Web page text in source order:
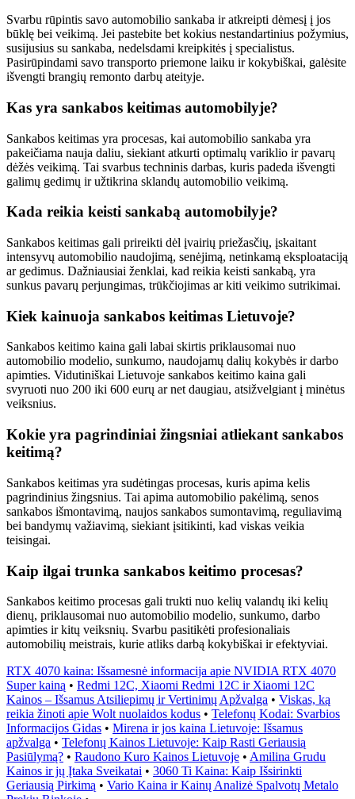
Svarbu rūpintis savo automobilio sankaba ir atkreipti dėmesį į jos
būklę bei veikimą. Jei pastebite bet kokius nestandartinius požymius,
susijusius su sankaba, nedelsdami kreipkitės į specialistus.
Pasirūpindami savo transporto priemone laiku ir kokybiškai, galėsite
išvengti brangių remonto darbų ateityje.
Kas yra sankabos keitimas automobilyje?
Sankabos keitimas yra procesas, kai automobilio sankaba yra
pakeičiama nauja daliu, siekiant atkurti optimalų variklio ir pavarų
dėžės veikimą. Tai svarbus techninis darbas, kuris padeda išvengti
galimų gedimų ir užtikrina sklandų automobilio veikimą.
Kada reikia keisti sankabą automobilyje?
Sankabos keitimas gali prireikti dėl įvairių priežasčių, įskaitant
intensyvų automobilio naudojimą, senėjimą, netinkamą eksploataciją
ar gedimus. Dažniausiai ženklai, kad reikia keisti sankabą, yra
sunkus pavarų perjungimas, trūkčiojimas ar kiti veikimo sutrikimai.
Kiek kainuoja sankabos keitimas Lietuvoje?
Sankabos keitimo kaina gali labai skirtis priklausomai nuo
automobilio modelio, sunkumo, naudojamų dalių kokybės ir darbo
apimties. Vidutiniškai Lietuvoje sankabos keitimo kaina gali
svyruoti nuo 200 iki 600 eurų ar net daugiau, atsižvelgiant į minėtus
veiksnius.
Kokie yra pagrindiniai žingsniai atliekant sankabos
keitimą?
Sankabos keitimas yra sudėtingas procesas, kuris apima kelis
pagrindinius žingsnius. Tai apima automobilio pakėlimą, senos
sankabos išmontavimą, naujos sankabos sumontavimą, reguliavimą
bei bandymų važiavimą, siekiant įsitikinti, kad viskas veikia
teisingai.
Kaip ilgai trunka sankabos keitimo procesas?
Sankabos keitimo procesas gali trukti nuo kelių valandų iki kelių
dienų, priklausomai nuo automobilio modelio, sunkumo, darbo
apimties ir kitų veiksnių. Svarbu pasitikėti profesionaliais
automobilių meistrais, kurie atliks darbą kokybiškai ir efektyviai.
RTX 4070 kaina: Išsamesnė informacija apie NVIDIA RTX 4070
Super kainą • Redmi 12C, Xiaomi Redmi 12C ir Xiaomi 12C
Kainos – Išsamus Atsiliepimų ir Vertinimų Apžvalga • Viskas, ką
reikia žinoti apie Wolt nuolaidos kodus • Telefonų Kodai: Svarbios
Informacijos Gidas • Mirena ir jos kaina Lietuvoje: Išsamus
apžvalga • Telefonų Kainos Lietuvoje: Kaip Rasti Geriausią
Pasiūlymą? • Raudono Kuro Kainos Lietuvoje • Amilina Grudu
Kainos ir jų Įtaka Sveikatai • 3060 Ti Kaina: Kaip Išsirinkti
Geriausią Pirkimą • Vario Kaina ir Kainų Analizė Spalvotų Metalo